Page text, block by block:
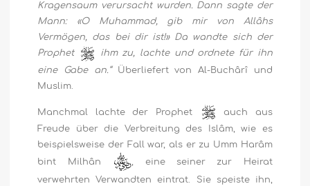
Kragensaum verursacht wurden. Dann sagte der
Mann: «O Muhammad, gib mir von Allâhs
Vermögen, das bei dir ist!» Da wandte sich der
Prophet
ihm zu, lachte und ordnete für ihn
eine Gabe an.“Überliefert von Al-Buchârî und
Muslim.
Manchmal lachte der Prophet
auch aus
Freude über die Verbreitung des Islâm, wie es
beispielsweise der Fall war, als er zu Umm Harâm
bint Milhân
, eine seiner zur Heirat
verwehrten Verwandten eintrat. Sie speiste ihn,